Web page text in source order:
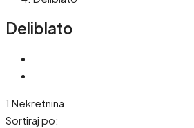
Deliblato
1 Nekretnina
Sortiraj po: